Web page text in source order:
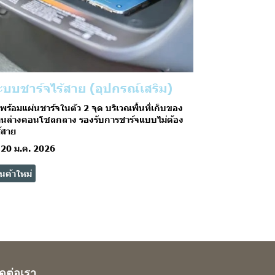
บบชาร์จไร้สาย (อุปกรณ์เสริม)
ร้อมแผ่นชาร์จในตัว 2 จุด บริเวณพื้นที่เก็บของ
ล่างคอนโซลกลาง รองรับการชาร์จแบบไม่ต้อง
าย
20 ม.ค. 2026
ค้าใหม่